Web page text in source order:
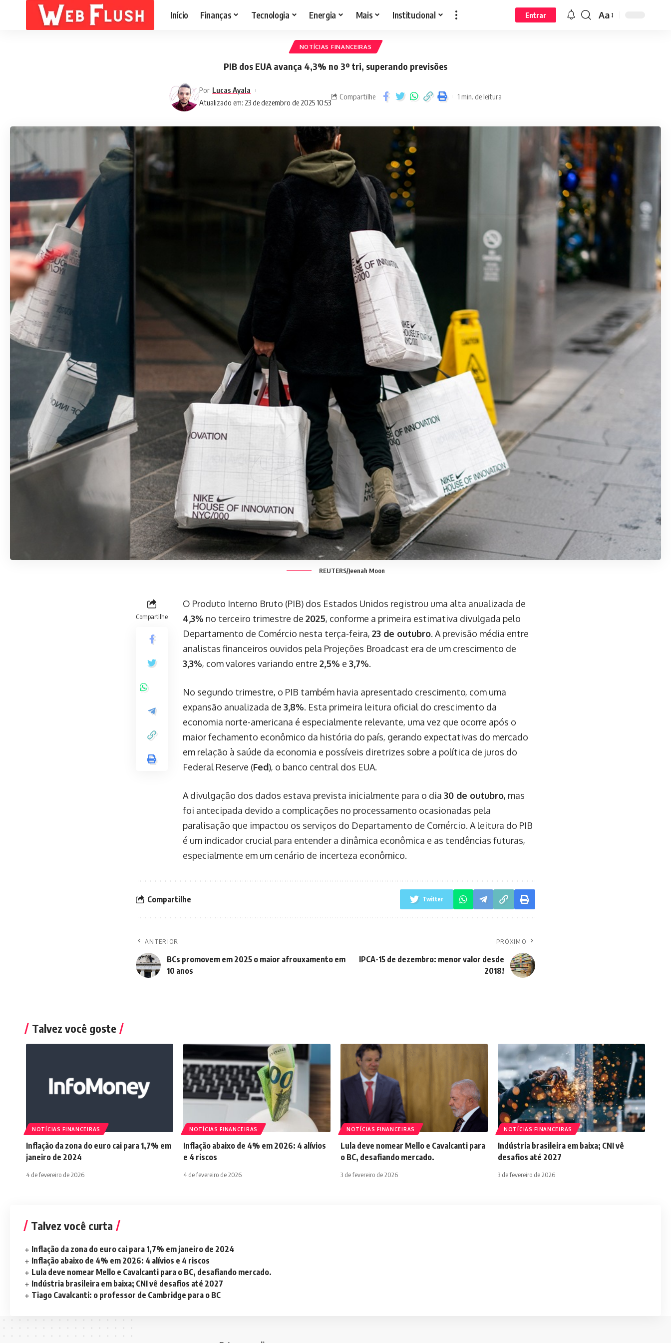
Início Finanças Tecnologia Energia Mais Institucional Entrar Aa
NOTÍCIAS FINANCEIRAS
PIB dos EUA avança 4,3% no 3º tri, superando previsões
Atualizado em: 23 de dezembro de 2025 10:53
Por Lucas Ayala
Compartilhe 1 min. de leitura
REUTERS/Jeenah Moon
Compartilhe
O Produto Interno Bruto (PIB) dos Estados Unidos registrou uma alta anualizada de
4,3% no terceiro trimestre de 2025, conforme a primeira estimativa divulgada pelo
Departamento de Comércio nesta terça-feira, 23 de outubro. A previsão média entre
analistas financeiros ouvidos pela Projeções Broadcast era de um crescimento de
3,3%, com valores variando entre 2,5% e 3,7%.
No segundo trimestre, o PIB também havia apresentado crescimento, com uma
expansão anualizada de 3,8%. Esta primeira leitura oficial do crescimento da
economia norte-americana é especialmente relevante, uma vez que ocorre após o
maior fechamento econômico da história do país, gerando expectativas do mercado
em relação à saúde da economia e possíveis diretrizes sobre a política de juros do
Federal Reserve (Fed), o banco central dos EUA.
A divulgação dos dados estava prevista inicialmente para o dia 30 de outubro, mas
foi antecipada devido a complicações no processamento ocasionadas pela
paralisação que impactou os serviços do Departamento de Comércio. A leitura do PIB
é um indicador crucial para entender a dinâmica econômica e as tendências futuras,
especialmente em um cenário de incerteza econômico.
Compartilhe Twitter
ANTERIOR
BCs promovem em 2025 o maior afrouxamento em
10 anos
PRÓXIMO
IPCA-15 de dezembro: menor valor desde
2018!
Talvez você goste
NOTÍCIAS FINANCEIRAS
Inflação da zona do euro cai para 1,7% em
janeiro de 2024
4 de fevereiro de 2026
NOTÍCIAS FINANCEIRAS
Inflação abaixo de 4% em 2026: 4 alívios
e 4 riscos
4 de fevereiro de 2026
NOTÍCIAS FINANCEIRAS
Lula deve nomear Mello e Cavalcanti para
o BC, desafiando mercado.
3 de fevereiro de 2026
NOTÍCIAS FINANCEIRAS
Indústria brasileira em baixa; CNI vê
desafios até 2027
3 de fevereiro de 2026
Talvez você curta
Inflação da zona do euro cai para 1,7% em janeiro de 2024
Inflação abaixo de 4% em 2026: 4 alívios e 4 riscos
Lula deve nomear Mello e Cavalcanti para o BC, desafiando mercado.
Indústria brasileira em baixa; CNI vê desafios até 2027
Tiago Cavalcanti: o professor de Cambridge para o BC